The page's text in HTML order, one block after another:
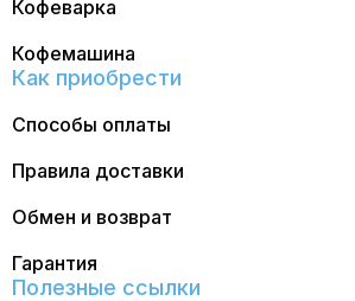
Кофеварка
Кофемашина
Как приобрести
Способы оплаты
Правила доставки
Обмен и возврат
Гарантия
Полезные ссылки